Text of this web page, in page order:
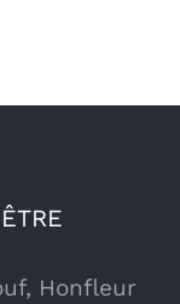
Honfleur